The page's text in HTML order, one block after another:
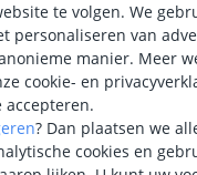
het juiste voltage
stopcontacten.
januari 2026
antwoord
te volgen. We
personaliseren van
manier. Meer
cookie- en
accepteren.
? Dan plaatsen we
cookies en